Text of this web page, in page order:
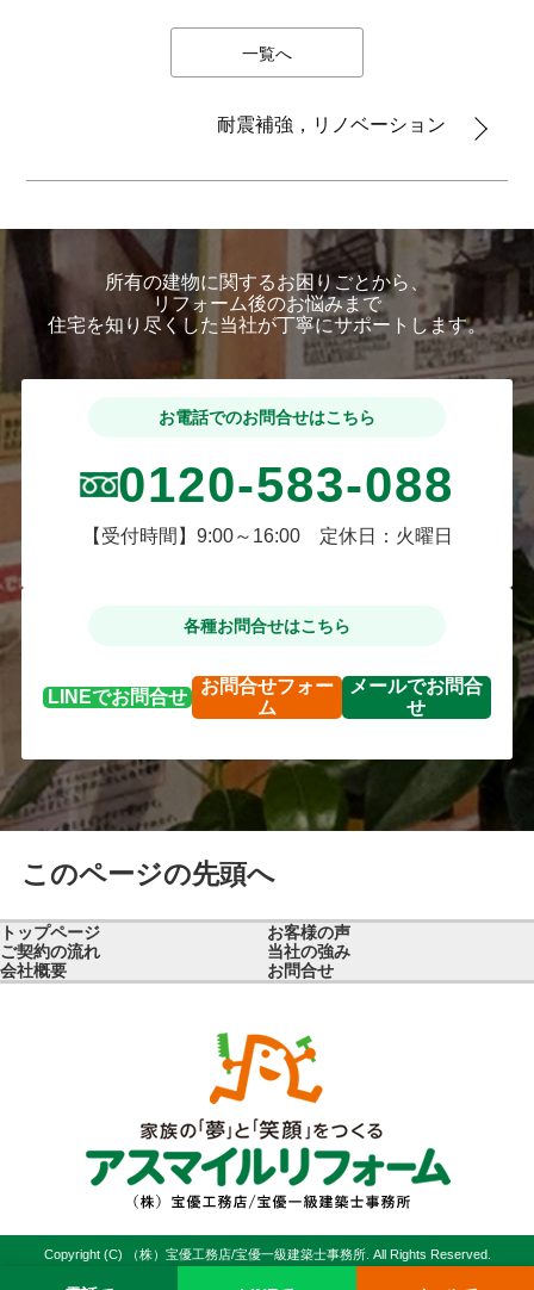
一覧へ
耐震補強，リノベーション
所有の建物に関するお困りごとから、
リフォーム後のお悩みまで
住宅を知り尽くした当社が丁寧にサポートします。
お電話でのお問合せはこちら
0120-583-088
【受付時間】9:00～16:00 定休日：火曜日
各種お問合せはこちら
LINEでお問合せ
お問合せフォー
ム
メールでお問合
せ
このページの先頭へ
トップページ
お客様の声
ご契約の流れ
当社の強み
会社概要
お問合せ
Copyright (C) （株）宝優工務店/宝優一級建築士事務所. All Rights Reserved.